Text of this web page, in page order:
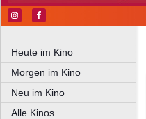
Heute im Kino
Morgen im Kino
Neu im Kino
Alle Kinos